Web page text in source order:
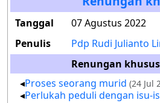
Tanggal
07 Agustus 2022
Penulis
Pdp Rudi Julianto
Renungan
Proses seorang murid (24 Jul
Perlukah peduli dengan isu-